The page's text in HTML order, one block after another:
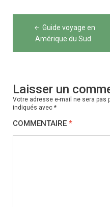
Navigation
Guide voyage en
Amérique du Sud
Laisser un
Votre adresse e-mail ne sera pas
indiqués avec *
COMMENTAIRE *